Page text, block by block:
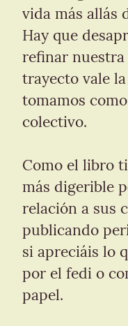
vida más allás
Hay que
refinar
trayecto vale
tomamos
colectivo.
Como el libro
más digerible
relación a sus
publicando
si apreciáis lo
por el fedi o
papel.